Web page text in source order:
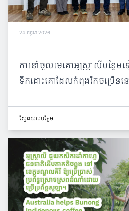
24 កក្កដា 2026
ការនាំចូលមេគោអូស្រ្តាលីបន្ថែ
ទឹកដោះគោដែលកំពុងរីកចម្រើននៅ
ស្វែង​យល់​បន្ថែម